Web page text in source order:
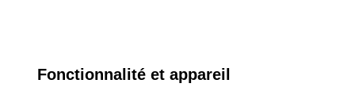
Fonctionnalité et appareil